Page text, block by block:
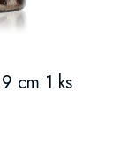
cm 1 ks